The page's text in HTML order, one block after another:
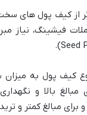
از کیف پول های
فیشینگ، نیاز
کیف پول به میزان
مبالغ بالا و
مبالغ کمتر و